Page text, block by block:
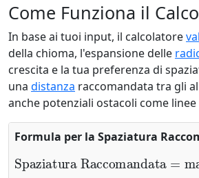
Come Funziona il
In base ai tuoi input, il calcolatore
della chioma, l'espansione delle
crescita e la tua preferenza di
una distanza raccomandata tra gli
anche potenziali ostacoli come
Formula per la Spaziatura
Spaziatura Raccomandata =
Larghezza della Chioma,
Espansione delle Radici)×
Moltiplicatore di Spaziatura× Moltiplicatore di Velocità di Crescita